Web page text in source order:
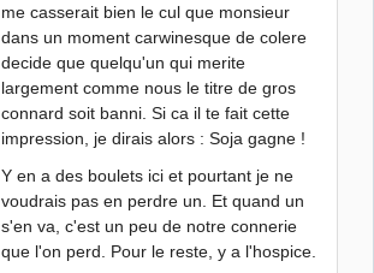
me casserait bien le cul que monsieur
dans un moment carwinesque de colere
decide que quelqu'un qui merite
largement comme nous le titre de gros
connard soit banni. Si ca il te fait cette
impression, je dirais alors : Soja gagne !
Y en a des boulets ici et pourtant je ne
voudrais pas en perdre un. Et quand un
s'en va, c'est un peu de notre connerie
que l'on perd. Pour le reste, y a l'hospice.